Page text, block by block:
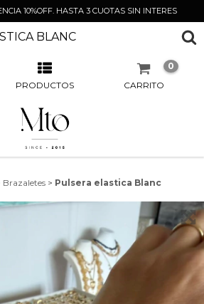
10%OFF. HASTA 3 CUOTAS SIN INTERES
BLANC
PRODUCTOS CARRITO
0
Brazaletes > Pulsera elastica Blanc